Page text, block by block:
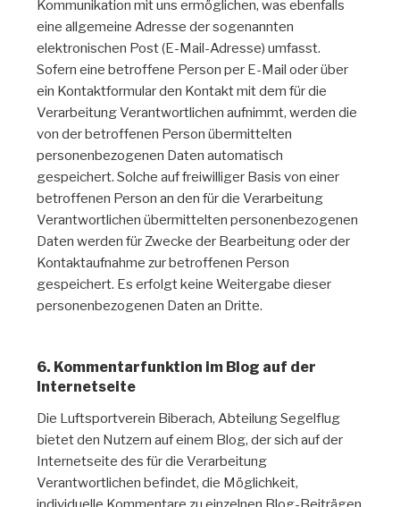
Kommunikation mit uns ermöglichen, was ebenfalls
eine allgemeine Adresse der sogenannten
elektronischen Post (E-Mail-Adresse) umfasst.
Sofern eine betroffene Person per E-Mail oder über
ein Kontaktformular den Kontakt mit dem für die
Verarbeitung Verantwortlichen aufnimmt, werden die
von der betroffenen Person übermittelten
personenbezogenen Daten automatisch
gespeichert. Solche auf freiwilliger Basis von einer
betroffenen Person an den für die Verarbeitung
Verantwortlichen übermittelten personenbezogenen
Daten werden für Zwecke der Bearbeitung oder der
Kontaktaufnahme zur betroffenen Person
gespeichert. Es erfolgt keine Weitergabe dieser
personenbezogenen Daten an Dritte.
6. Kommentarfunktion im Blog auf der
Internetseite
Die Luftsportverein Biberach, Abteilung Segelflug
bietet den Nutzern auf einem Blog, der sich auf der
Internetseite des für die Verarbeitung
Verantwortlichen befindet, die Möglichkeit,